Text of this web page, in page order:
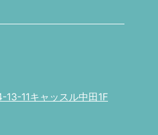
13-11キャッスル中田1F